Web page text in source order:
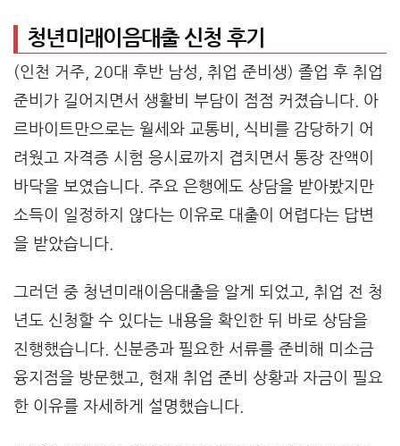
청년미래이음대출 신청 후기
(인천 거주, 20대 후반 남성, 취업 준비생) 졸업 후 취업
준비가 길어지면서 생활비 부담이 점점 커졌습니다. 아
르바이트만으로는 월세와 교통비, 식비를 감당하기 어
려웠고 자격증 시험 응시료까지 겹치면서 통장 잔액이
바닥을 보였습니다. 주요 은행에도 상담을 받아봤지만
소득이 일정하지 않다는 이유로 대출이 어렵다는 답변
을 받았습니다.
그러던 중 청년미래이음대출을 알게 되었고, 취업 전 청
년도 신청할 수 있다는 내용을 확인한 뒤 바로 상담을
진행했습니다. 신분증과 필요한 서류를 준비해 미소금
융지점을 방문했고, 현재 취업 준비 상황과 자금이 필요
한 이유를 자세하게 설명했습니다.